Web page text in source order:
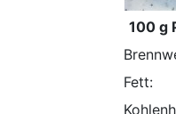
100 g
Fett: